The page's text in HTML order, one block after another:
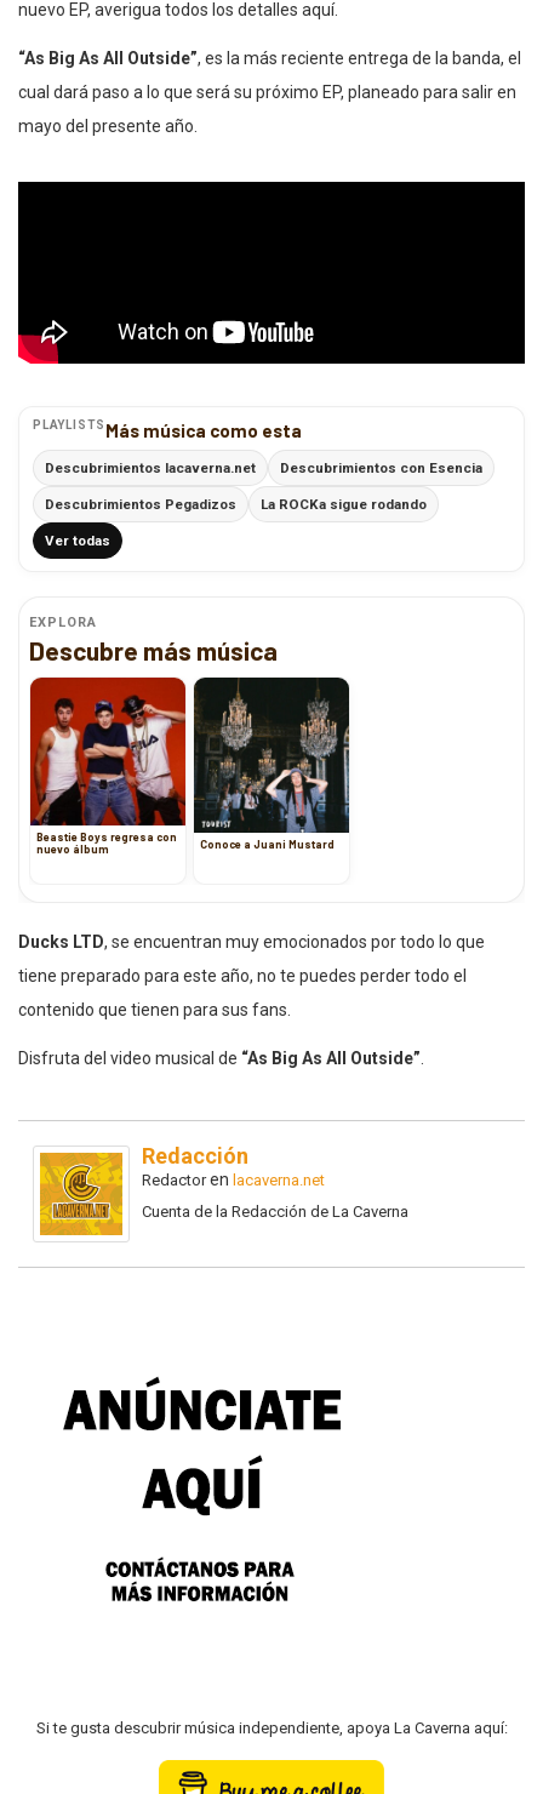
nuevo EP, averigua todos los detalles aquí.
“As Big As All Outside”, es la más reciente entrega de la banda, el
cual dará paso a lo que será su próximo EP, planeado para salir en
mayo del presente año.
PLAYLISTS Más música como esta
Descubrimientos lacaverna.net Descubrimientos con Esencia
Descubrimientos Pegadizos La ROCKa sigue rodando
Ver todas
EXPLORA
Descubre más música
Beastie Boys regresa con
nuevo álbum
Conoce a Juani Mustard
Ducks LTD, se encuentran muy emocionados por todo lo que
tiene preparado para este año, no te puedes perder todo el
contenido que tienen para sus fans.
Disfruta del video musical de “As Big As All Outside”
Redacción
Redactoren lacaverna.net
Cuenta de la Redacción de La Caverna
Si te gusta descubrir música independiente, apoya La Caverna aquí: